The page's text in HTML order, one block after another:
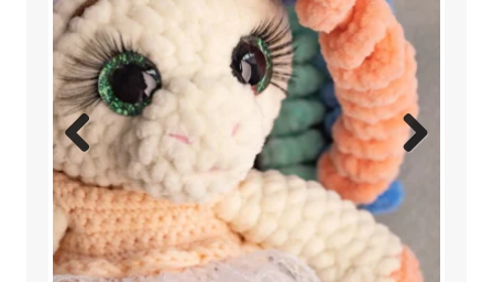
Previ
ous
Next